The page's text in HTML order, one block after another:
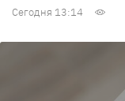
Сегодня 13:14